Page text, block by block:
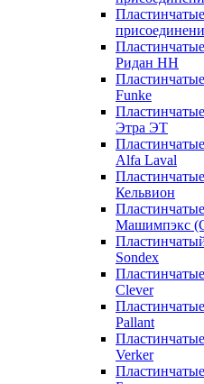
Ридан НН
Funke
Этра ЭТ
Alfa Laval
Кельвион
Машимпэкс
Sondex
Clever
Pallant
Verker